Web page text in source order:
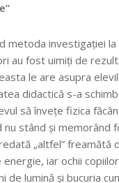
metoda investigației la
au fost uimiți de
le are asupra
didactică s-a
să învețe fizica
nu stând și memorând
„altfel” freamătă
energie, iar ochii
de lumină și bucuria